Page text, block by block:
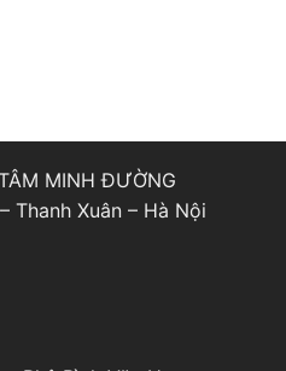
MINH ĐƯỜNG
Thanh Xuân – Hà Nội